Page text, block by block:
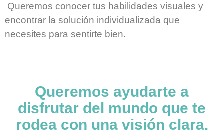
Queremos conocer tus habilidades visuales y
encontrar la solución individualizada que
necesites para sentirte bien.
Queremos ayudarte a
disfrutar del mundo que te
rodea con una visión clara.